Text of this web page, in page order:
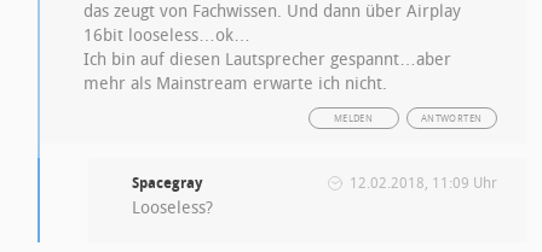
das zeugt von Fachwissen. Und dann über Airplay
16bit looseless…ok…
Ich bin auf diesen Lautsprecher gespannt…aber
mehr als Mainstream erwarte ich nicht.
ANTWORTEN
MELDEN
Spacegray 12.02.2018, 11:09 Uhr
Looseless?